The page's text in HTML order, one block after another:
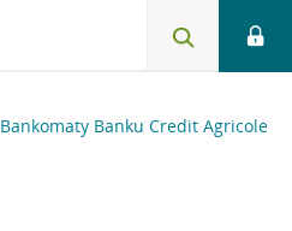
Bankomaty Banku Credit Agricole